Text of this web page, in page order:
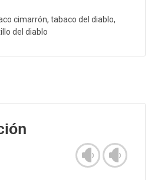
cimarrón, tabaco del diablo,
del diablo